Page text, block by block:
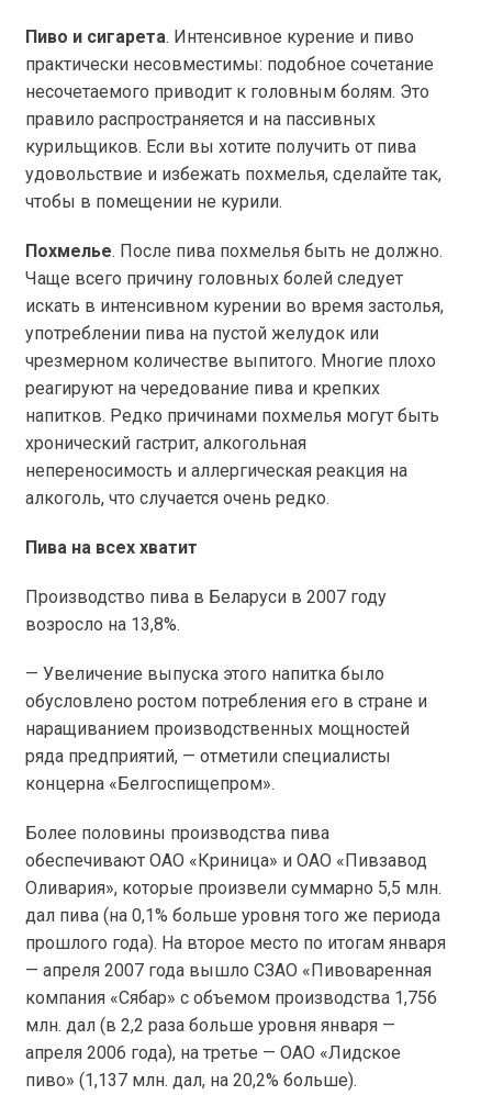
Пиво и сигарета. Интенсивное курение и пиво
практически несовместимы: подобное сочетание
несочетаемого приводит к головным болям. Это
правило распространяется и на пассивных
курильщиков. Если вы хотите получить от пива
удовольствие и избежать похмелья, сделайте так,
чтобы в помещении не курили.
Похмелье. После пива похмелья быть не должно.
Чаще всего причину головных болей следует
искать в интенсивном курении во время застолья,
употреблении пива на пустой желудок или
чрезмерном количестве выпитого. Многие плохо
реагируют на чередование пива и крепких
напитков. Редко причинами похмелья могут быть
хронический гастрит, алкогольная
непереносимость и аллергическая реакция на
алкоголь, что случается очень редко.
Пива на всех хватит
Производство пива в Беларуси в 2007 году
возросло на 13,8%.
— Увеличение выпуска этого напитка было
обусловлено ростом потребления его в стране и
наращиванием производственных мощностей
ряда предприятий, — отметили специалисты
концерна «Белгоспищепром».
Более половины производства пива
обеспечивают ОАО «Криница» и ОАО «Пивзавод
Оливария», которые произвели суммарно 5,5 млн.
дал пива (на 0,1% больше уровня того же периода
прошлого года). На второе место по итогам января
— апреля 2007 года вышло СЗАО «Пивоваренная
компания «Сябар» с объемом производства 1,756
млн. дал (в 2,2 раза больше уровня января —
апреля 2006 года), на третье — ОАО «Лидское
пиво» (1,137 млн. дал, на 20,2% больше).